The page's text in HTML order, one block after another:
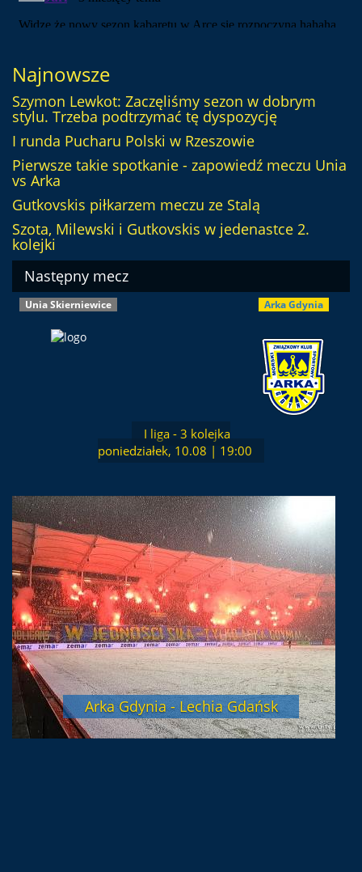
Najnowsze
Szymon Lewkot: Zaczęliśmy sezon w dobrym
stylu. Trzeba podtrzymać tę dyspozycję
I runda Pucharu Polski w Rzeszowie
Pierwsze takie spotkanie - zapowiedź meczu Unia
vs Arka
Gutkovskis piłkarzem meczu ze Stalą
Szota, Milewski i Gutkovskis w jedenastce 2.
kolejki
Następny mecz
Unia Skierniewice Arka Gdynia
I liga - 3 kolejka
poniedziałek, 10.08 | 19:00
Arka Gdynia - Lechia Gdańsk